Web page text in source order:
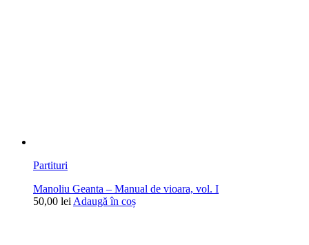
Partituri
Manoliu Geanta – Manual de vioara, vol. I
50,00 lei Adaugă în coș